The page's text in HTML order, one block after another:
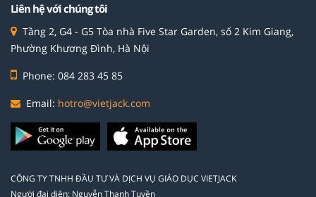
Liên hệ với chúng tôi
Tầng 2, G4 - G5 Tòa nhà Five Star Garden, số 2 Kim Giang,
Phường Khương Đình, Hà Nội
Phone: 084 283 45 85
Email: hotro@vietjack.com
CÔNG TY TNHH ĐẦU TƯ VÀ DỊCH VỤ GIÁO DỤC VIETJACK
Người đại diện: Nguyễn Thanh Tuyền